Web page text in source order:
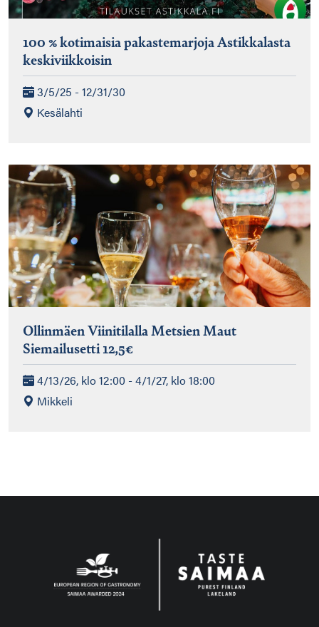
100 % kotimaisia pakastemarjoja Astikkalasta
keskiviikkoisin
3/5/25 - 12/31/30
Kesälahti
Ollinmäen Viinitilalla Metsien Maut
Siemailusetti 12,5€
4/13/26, klo 12:00 - 4/1/27, klo 18:00
Mikkeli